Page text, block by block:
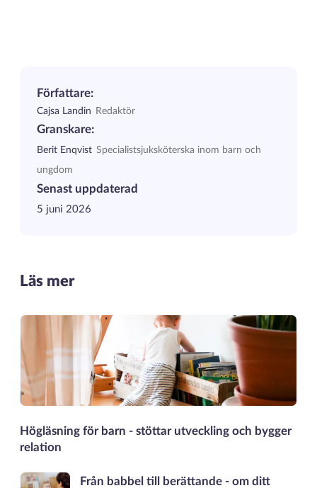
Författare:
Cajsa Landin Redaktör
Granskare:
Berit Enqvist Specialistsjuksköterska inom barn och
ungdom
Senast uppdaterad
5 juni 2026
Läs mer
Högläsning för barn - stöttar utveckling och bygger
relation
Från babbel till berättande - om ditt